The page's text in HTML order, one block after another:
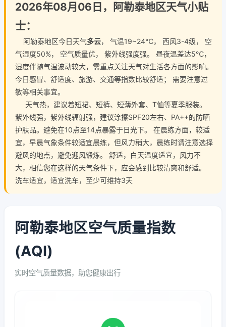
2026年08月06日，阿勒泰地区天气小贴
士：
阿勒泰地区今日天气多云， 气温19~24℃， 西风3-4级， 空
气湿度50%， 空气质量优， 紫外线强度强。 昼夜温差达5℃，
湿度伴随气温波动较大，需重点关注天气对生活各方面的影响。
今日感冒、舒适度、旅游、交通等指数比较舒适； 需要注意过
敏等相关事宜。
天气热，建议着短裙、短裤、短薄外套、T恤等夏季服装。
紫外线强，紫外线辐射强，建议涂擦SPF20左右、PA++的防晒
护肤品。避免在10点至14点暴露于日光下。 在晨练方面，较适
宜，早晨气象条件较适宜晨练，但风力稍大，晨练时请注意选择
避风的地点，避免迎风锻炼。 舒适，白天温度适宜，风力不
大，相信您在这样的天气条件下，应会感到比较清爽和舒适。
洗车适宜，适宜洗车，至少可维持3天
阿勒泰地区空气质量指数
(AQI)
实时空气质量数据，助您健康出行